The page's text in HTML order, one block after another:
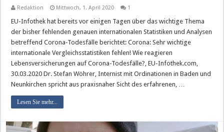
Redaktion Mittwoch, 1. April 2020 1
EU-Infothek hat bereits vor einigen Tagen über das wichtige Thema
der bisher fehlenden genauen internationalen Statistiken und Analysen
betreffend Corona-Todesfälle berichtet: Corona: Sehr wichtige
internationale Vergleichsstatistiken fehlen! Wie reagieren
Lebensversicherungen auf Corona-Todesfälle?, EU-Infothek.com,
30.03.2020 Dr. Stefan Wöhrer, Internist mit Ordinationen in Baden und
Neunkirchen spricht aus praxisnaher Sicht des erfahrenen, …
Lesen Sie mehr...